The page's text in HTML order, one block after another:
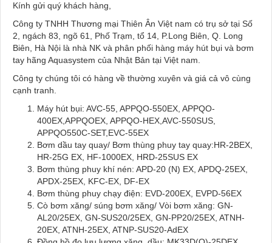
Kính gửi quý khách hàng,
Công ty TNHH Thương mại Thiên Ân Việt nam có trụ sở tại Số
2, ngách 83, ngõ 61, Phố Trạm, tổ 14, P.Long Biên, Q. Long
Biên, Hà Nội là nhà NK và phân phối hàng máy hút bụi và bơm
tay hãng Aquasystem của Nhật Bản tại Việt nam.
Công ty chúng tôi có hàng về thường xuyên và giá cả vô cùng
cạnh tranh.
Máy hút bụi: AVC-55, APPQO-550EX, APPQO-
400EX,APPQOEX, APPQO-HEX,AVC-550SUS,
APPQO550C-SET,EVC-55EX
Bơm dầu tay quay/ Bơm thùng phuy tay quay:HR-2BEX,
HR-25G EX, HF-1000EX, HRD-25SUS EX
Bơm thùng phuy khí nén: APD-20 (N) EX, APDQ-25EX,
APDX-25EX, KFC-EX, DF-EX
Bơm thùng phuy chạy điện: EVD-200EX, EVPD-56EX
Cò bơm xăng/ súng bơm xăng/ Vòi bơm xăng: GN-
AL20/25EX, GN-SUS20/25EX, GN-PP20/25EX, ATNH-
20EX, ATNH-25EX, ATNP-SUS20-AdEX